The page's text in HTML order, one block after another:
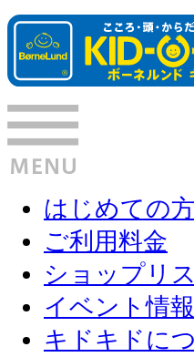
はじめての
ご利用料金
ショップリ
イベント情報
キドキドに